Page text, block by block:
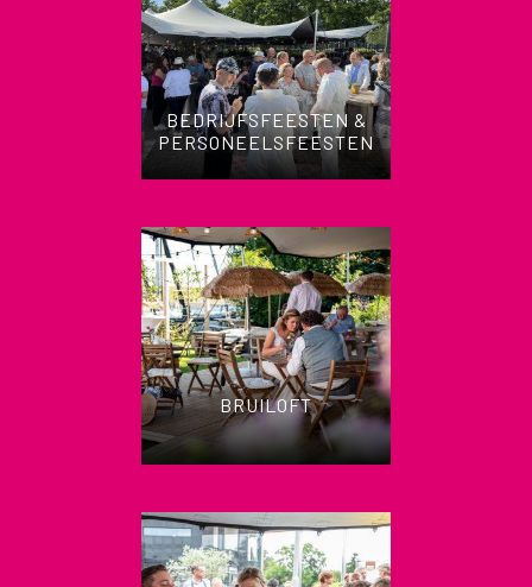
BEDRIJFSFEESTEN &
PERSONEELSFEESTEN
BRUILOFT